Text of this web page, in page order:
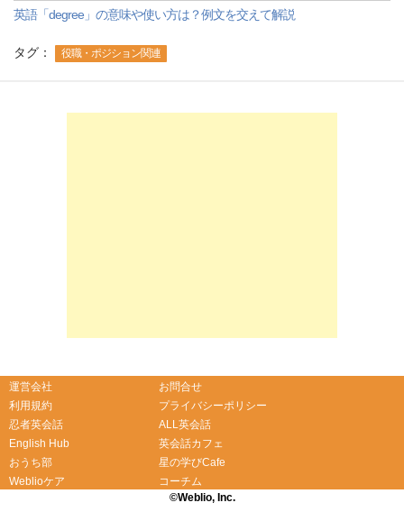
英語「degree」の意味や使い方は？例文を交えて解説
タグ： 役職・ポジション関連
運営会社
お問合せ
利用規約
プライバシーポリシー
忍者英会話
ALL英会話
English Hub
英会話カフェ
おうち部
星の学びCafe
Weblioケア
コーチム
©Weblio, Inc.